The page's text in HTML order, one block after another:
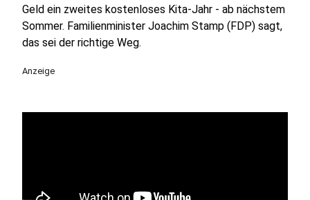
Geld ein zweites kostenloses Kita-Jahr - ab nächstem
Sommer. Familienminister Joachim Stamp (FDP) sagt,
das sei der richtige Weg.
Anzeige